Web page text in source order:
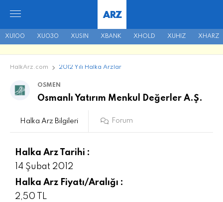
XU100 XU030 XUSIN XBANK XHOLD XUHIZ XHARZ
ARZ
HalkArz.com 2012 Yılı Halka Arzlar
OSMEN
Osmanlı Yatırım Menkul Değerler A.Ş.
Halka Arz Bilgileri Forum
Halka Arz Tarihi :
14 Şubat 2012
Halka Arz Fiyatı/Aralığı :
2,50 TL